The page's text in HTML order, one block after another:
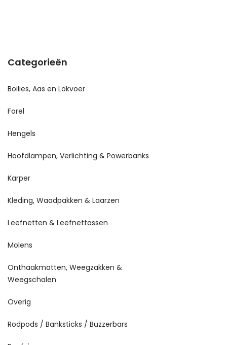
Categorieën
Boilies, Aas en Lokvoer
Forel
Hengels
Hoofdlampen, Verlichting & Powerbanks
Karper
Kleding, Waadpakken & Laarzen
Leefnetten & Leefnettassen
Molens
Onthaakmatten, Weegzakken &
Weegschalen
Overig
Rodpods / Banksticks / Buzzerbars